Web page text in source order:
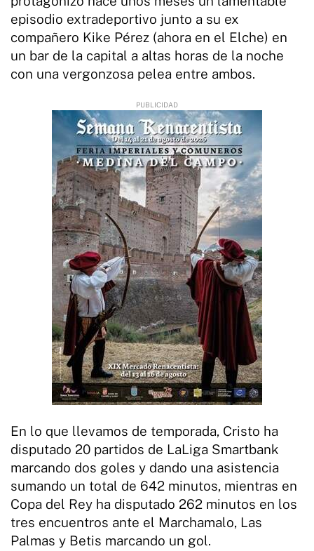
episodio extradeportivo junto a su ex
compañero Kike Pérez (ahora en el Elche) en
un bar de la capital a altas horas de la noche
con una vergonzosa pelea entre ambos.
En lo que llevamos de temporada, Cristo ha
disputado 20 partidos de LaLiga Smartbank
marcando dos goles y dando una asistencia
sumando un total de 642 minutos, mientras en
Copa del Rey ha disputado 262 minutos en los
tres encuentros ante el Marchamalo, Las
Palmas y Betis marcando un gol.